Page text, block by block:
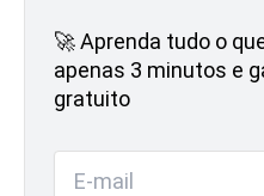
🚀 Aprenda tudo o
apenas 3 minutos e
gratuito